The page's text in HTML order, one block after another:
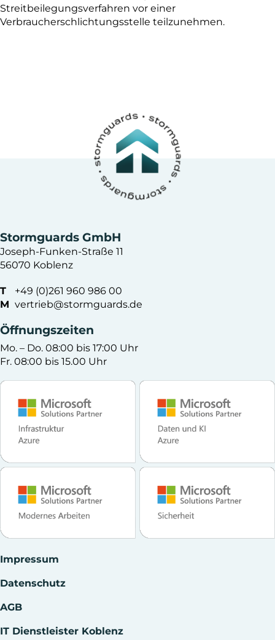
Streitbeilegungsverfahren vor einer
Verbraucherschlichtungsstelle teilzunehmen.
Stormguards GmbH
Joseph-Funken-Straße 11
56070 Koblenz
T
+49 (0)261 960 986 00
M vertrieb@stormguards.de
Öffnungszeiten
Mo. – Do. 08:00 bis 17:00 Uhr
Fr. 08:00 bis 15.00 Uhr
Impressum
Datenschutz
AGB
IT Dienstleister Koblenz